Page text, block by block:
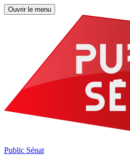
Ouvrir le menu
Public Sénat